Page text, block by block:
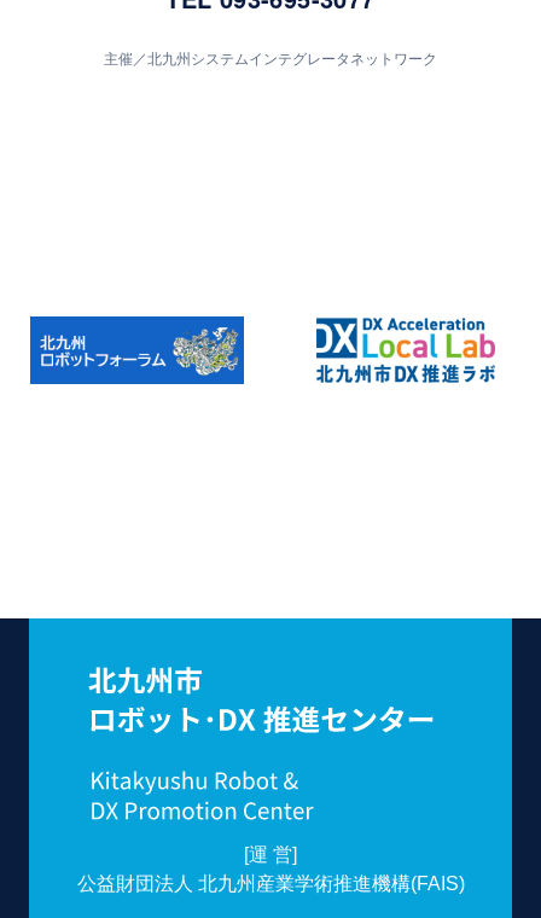
主催／北九州システムインテグレータネットワーク
[運 営]
公益財団法人 北九州産業学術推進機構(FAIS)